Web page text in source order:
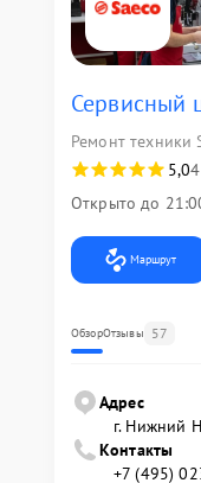
Сервисный
Ремонт техники
5,0
Открыто до
Маршрут
ОбзорОтзывы 57
Адрес
г. Нижний
Контакты
+7 (495)